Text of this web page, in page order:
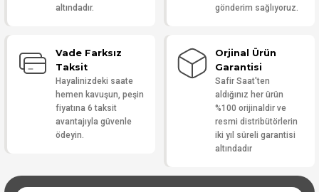
altındadır.
gönderim sağlıyoruz.
Vade Farksız
Taksit
Hayalinizdeki saate
hemen kavuşun, peşin
fiyatına 6 taksit
avantajıyla güvenle
ödeyin.
Orjinal Ürün
Garantisi
Safir Saat'ten
aldığınız her ürün
%100 orijinaldir ve
resmi distribütörlerin
iki yıl süreli garantisi
altındadır